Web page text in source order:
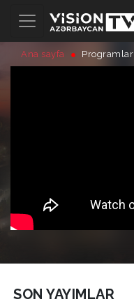
Ana sayfa Programlar
SON YAYIMLAR